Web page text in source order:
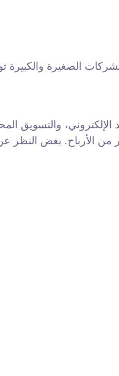
الصغيرة والكبيرة
الإلكتروني،
من الأرباح. بغض